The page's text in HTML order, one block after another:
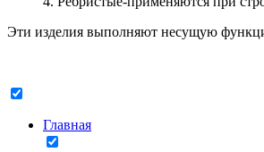
Эти изделия выполняют несущую
Главная